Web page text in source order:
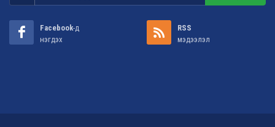
Facebook-д
нэгдэх
RSS
мэдээлэл